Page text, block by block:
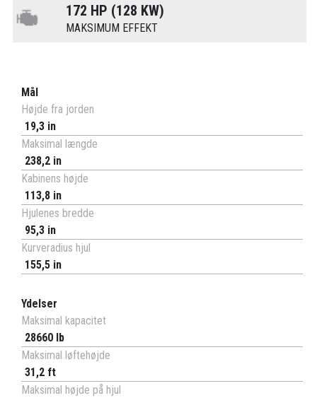
172 HP (128 KW)
MAKSIMUM EFFEKT
Mål
Højde fra jorden
19,3 in
Maksimal længde
238,2 in
Kabinens højde
113,8 in
Hjulenes bredde
95,3 in
Kurveradius hjul
155,5 in
Ydelser
Maksimal kapacitet
28660 lb
Maksimal løftehøjde
31,2 ft
Maksimal højde på hjul